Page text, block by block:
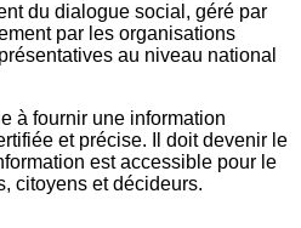
du dialogue social, géré par
par les organisations
au niveau national
à fournir une information
et précise. Il doit devenir le
est accessible pour le
citoyens et décideurs.